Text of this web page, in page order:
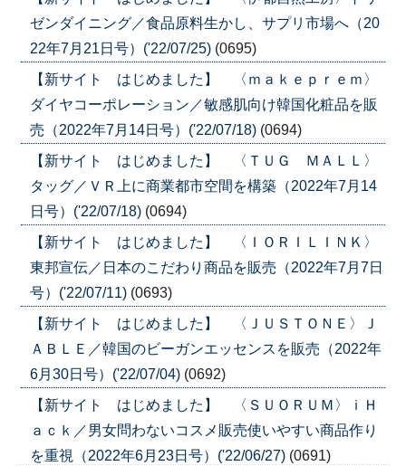
ゼンダイニング／食品原料生かし、サプリ市場へ（20
22年7月21日号）('22/07/25) (0695)
【新サイト はじめました】 〈ｍａｋｅｐｒｅｍ〉
ダイヤコーポレーション／敏感肌向け韓国化粧品を販
売（2022年7月14日号）('22/07/18) (0694)
【新サイト はじめました】 〈ＴＵＧ ＭＡＬＬ〉
タッグ／ＶＲ上に商業都市空間を構築（2022年7月14
日号）('22/07/18) (0694)
【新サイト はじめました】 〈ＩＯＲＩＬＩＮＫ〉
東邦宣伝／日本のこだわり商品を販売（2022年7月7日
号）('22/07/11) (0693)
【新サイト はじめました】 〈ＪＵＳＴＯＮＥ〉Ｊ
ＡＢＬＥ／韓国のビーガンエッセンスを販売（2022年
6月30日号）('22/07/04) (0692)
【新サイト はじめました】 〈ＳＵＯＲＵＭ〉ｉＨ
ａｃｋ／男女問わないコスメ販売使いやすい商品作り
を重視（2022年6月23日号）('22/06/27) (0691)